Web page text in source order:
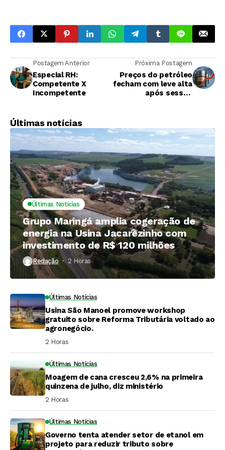
Postagem Anterior
Especial RH:
Competente X
Incompetente
Próxima Postagem
Preços do petróleo
fecham com leve alta
após sessão
Últimas notícias
Últimas Notícias
Grupo Maringá amplia cogeração de
energia na Usina Jacarezinho com
investimento de R$ 120 milhões
Redação 2 Horas ⁮
Últimas Notícias
Usina São Manoel promove workshop
gratuito sobre Reforma Tributária voltado ao
agronegócio.
2 Horas ⁮
Últimas Notícias
Moagem de cana cresceu 2,6% na primeira
quinzena de julho, diz ministério
2 Horas ⁮
Últimas Notícias
Governo tenta atender setor de etanol em
projeto para reduzir tributo sobre